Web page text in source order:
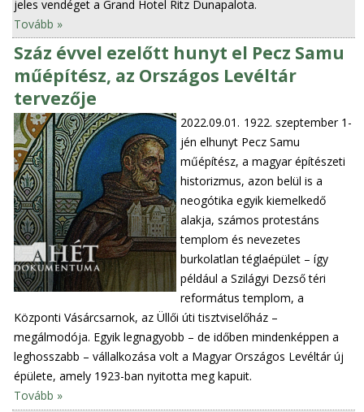
jeles vendéget a Grand Hotel Ritz Dunapalota.
Tovább »
Száz évvel ezelőtt hunyt el Pecz Samu
műépítész, az Országos Levéltár
tervezője
2022.09.01. 1922. szeptember 1-
jén elhunyt Pecz Samu
műépítész, a magyar építészeti
historizmus, azon belül is a
neogótika egyik kiemelkedő
alakja, számos protestáns
templom és nevezetes
burkolatlan téglaépület – így
például a Szilágyi Dezső téri
református templom, a
Központi Vásárcsarnok, az Üllői úti tisztviselőház –
megálmodója. Egyik legnagyobb – de időben mindenképpen a
leghosszabb – vállalkozása volt a Magyar Országos Levéltár új
épülete, amely 1923-ban nyitotta meg kapuit.
Tovább »